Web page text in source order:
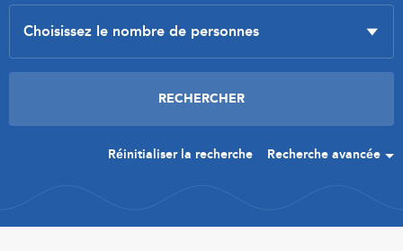
Réinitialiser la recherche Recherche avancée